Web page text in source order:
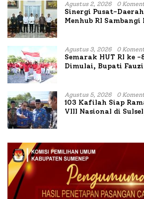
Agustus 2, 2026 0
Sinergi Pusat-
Menhub RI Sambangi
Agustus 3, 2026 0
Semarak HUT RI ke -
Dimulai, Bupati
Agustus 5, 2026 0
103 Kafilah Siap
VIII Nasional di